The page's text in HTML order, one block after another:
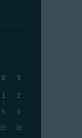
S S
1
2
8
9
15
16